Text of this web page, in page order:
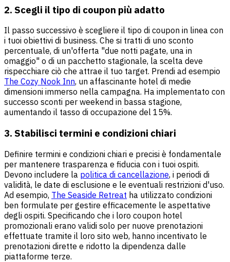
2. Scegli il tipo di coupon più adatto
Il passo successivo è scegliere il tipo di coupon in linea con
i tuoi obiettivi di business. Che si tratti di uno sconto
percentuale, di un'offerta "due notti pagate, una in
omaggio" o di un pacchetto stagionale, la scelta deve
rispecchiare ciò che attrae il tuo target. Prendi ad esempio
The Cozy Nook Inn, un affascinante hotel di medie
dimensioni immerso nella campagna. Ha implementato con
successo sconti per weekend in bassa stagione,
aumentando il tasso di occupazione del 15%.
3. Stabilisci termini e condizioni chiari
Definire termini e condizioni chiari e precisi è fondamentale
per mantenere trasparenza e fiducia con i tuoi ospiti.
Devono includere la politica di cancellazione, i periodi di
validità, le date di esclusione e le eventuali restrizioni d'uso.
Ad esempio, The Seaside Retreat ha utilizzato condizioni
ben formulate per gestire efficacemente le aspettative
degli ospiti. Specificando che i loro coupon hotel
promozionali erano validi solo per nuove prenotazioni
effettuate tramite il loro sito web, hanno incentivato le
prenotazioni dirette e ridotto la dipendenza dalle
piattaforme terze.